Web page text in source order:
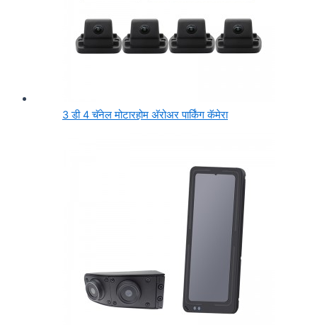
3 डी 4 चॅनेल मोटारहोम अ‍ॅरोअर पार्किंग कॅमेरा